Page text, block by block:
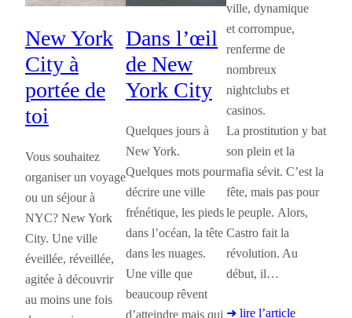
New York
City à
portée de
toi
Vous souhaitez
organiser un voyage
ou un séjour à
NYC? New York
City. Une ville
éveillée, réveillée,
agitée à découvrir
au moins une fois
Dans l’œil
de New
York City
Quelques jours à
New York.
Quelques mots pour
décrire une ville
frénétique, les pieds
dans l’océan, la tête
dans les nuages.
Une ville que
beaucoup rêvent
d’atteindre mais qui
ville, dynamique
et corrompue,
renferme de
nombreux
nightclubs et
casinos.
La prostitution y bat
son plein et la
mafia sévit. C’est la
fête, mais pas pour
le peuple. Alors,
Castro fait la
révolution. Au
début, il…
➜ lire l’article